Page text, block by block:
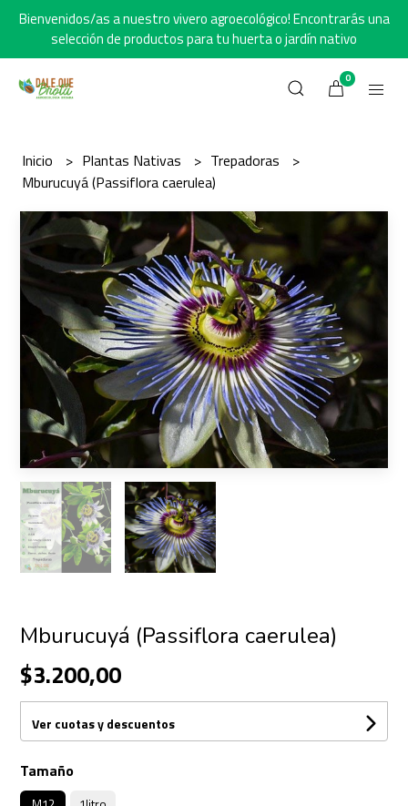
Bienvenidos/as a nuestro vivero agroecológico! Encontrarás una
selección de productos para tu huerta o jardín nativo
0
Inicio Plantas Nativas
Trepadoras
Mburucuyá (Passiflora caerulea)
Mburucuyá (Passiflora caerulea)
$3.200,00
Ver cuotas y descuentos
Tamaño